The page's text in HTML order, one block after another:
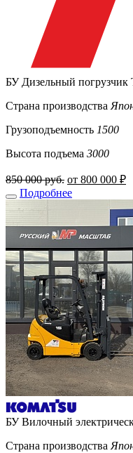
БУ Дизельный
Страна производства
Грузоподъемность 1500
Высота подъема 3000
850 000 руб. от 800 000 ₽
Подробнее
БУ Вилочный
Страна производства